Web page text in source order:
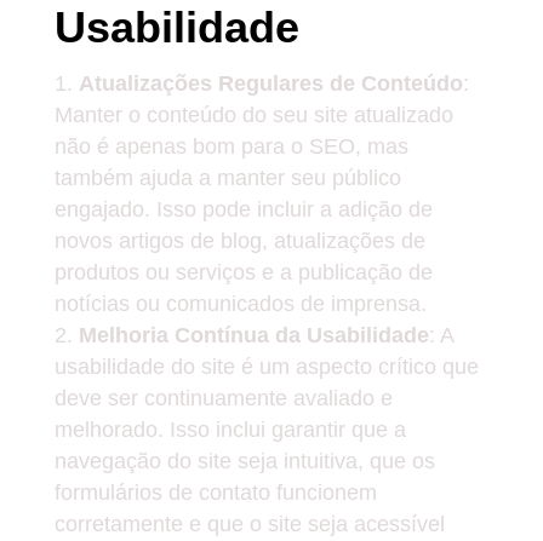
Usabilidade
Atualizações Regulares de Conteúdo:
Manter o conteúdo do seu site atualizado
não é apenas bom para o SEO, mas
também ajuda a manter seu público
engajado. Isso pode incluir a adição de
novos artigos de blog, atualizações de
produtos ou serviços e a publicação de
notícias ou comunicados de imprensa.
Melhoria Contínua da Usabilidade: A
usabilidade do site é um aspecto crítico que
deve ser continuamente avaliado e
melhorado. Isso inclui garantir que a
navegação do site seja intuitiva, que os
formulários de contato funcionem
corretamente e que o site seja acessível